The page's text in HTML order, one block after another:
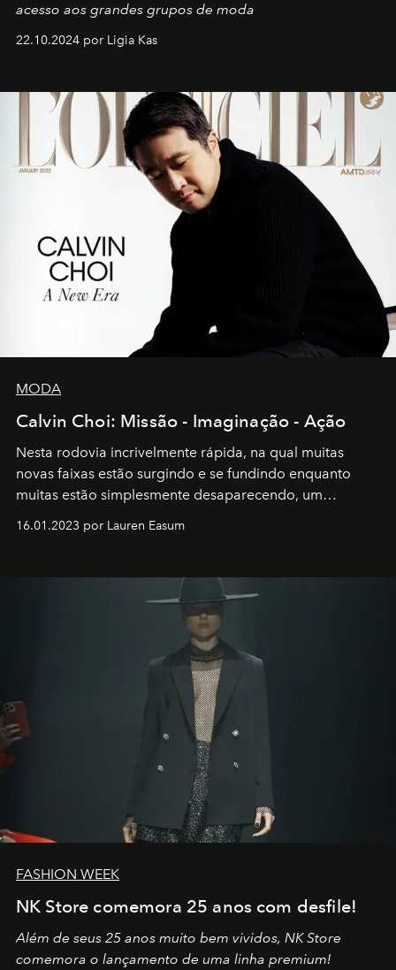
acesso aos grandes grupos de moda
22.10.2024 por Ligia Kas
MODA
Calvin Choi: Missão - Imaginação - Ação
Nesta rodovia incrivelmente rápida, na qual muitas
novas faixas estão surgindo e se fundindo enquanto
muitas estão simplesmente desaparecendo, um
transportador AMTD abrindo caminho para muitos
por propósitos, com um claro senso de missão na vida e
16.01.2023 por Lauren Easum
FASHION WEEK
NK Store comemora 25 anos com desfile!
Além de seus 25 anos muito bem vividos, NK Store
comemora o lançamento de uma linha premium!